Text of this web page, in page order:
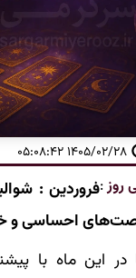
۱۴۰۵/۰۲/۲۸ ۰۵:۰۸:۴۲
روز:
در این ماه با